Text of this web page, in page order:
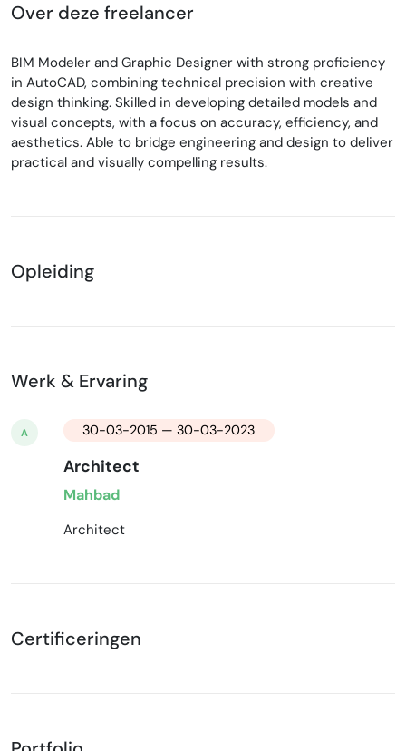
Over deze freelancer
BIM Modeler and Graphic Designer with strong proficiency
in AutoCAD, combining technical precision with creative
design thinking. Skilled in developing detailed models and
visual concepts, with a focus on accuracy, efficiency, and
aesthetics. Able to bridge engineering and design to deliver
practical and visually compelling results.
Opleiding
Werk & Ervaring
A 30-03-2015 — 30-03-2023
Architect
Mahbad
Architect
Certificeringen